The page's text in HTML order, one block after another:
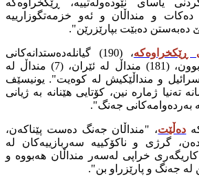
یاسای نێودەوڵەتییە، ڕێکخراوەکە
دەکات و منداڵان و ئەو خزمەتگوزارییە
دەبەستن دەبێت بپارێزرێن".
ڕێکخراوەکە
، (190) گیانلەدەستدانەکانی
منداڵەکان لەم وڵاتانە بوون، (181) منداڵ لە ئێران، (7) منداڵ لە
لە ئیسرائیل و منداڵێکیش لە کوەیت". یونیسێف
تەنیا ژمارە نین، کۆتایی هێنانە بە ژیانی
بەردەوامەکانی جەنگ".
دەڵێت، "منداڵان جەنگ دەست پێناکەن،
گرژی و ناکۆکییە سەربازییەکان لە
کاریگەری خراپی لەسەر منداڵان هەبووە و
لە جەنگ و پارێزراو بن".